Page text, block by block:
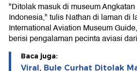
"Ditolak masuk di museum
Indonesia," tulis Nathan di laman di
International Aviation Museum
berisi pengalaman pecinta aviasi
Baca juga:
Viral, Bule Curhat Ditolak